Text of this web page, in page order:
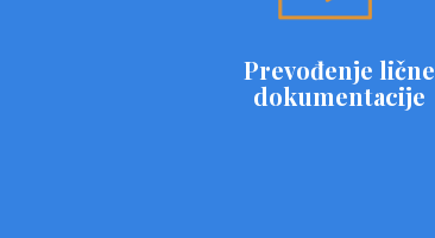
Prevođenje lične
dokumentacije